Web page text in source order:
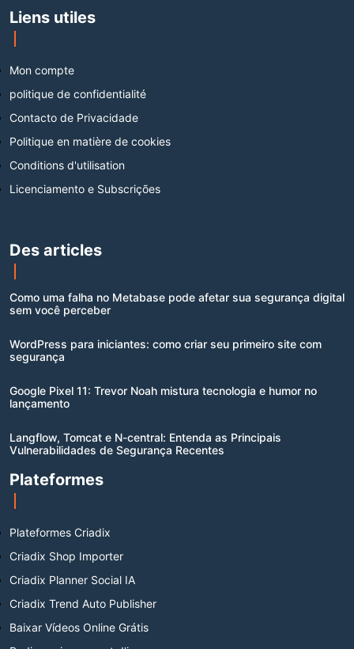
Liens utiles
Mon compte
politique de confidentialité
Contacto de Privacidade
Politique en matière de cookies
Conditions d'utilisation
Licenciamento e Subscrições
Des articles
Como uma falha no Metabase pode afetar sua segurança digital
sem você perceber
WordPress para iniciantes: como criar seu primeiro site com
segurança
Google Pixel 11: Trevor Noah mistura tecnologia e humor no
lançamento
Langflow, Tomcat e N-central: Entenda as Principais
Vulnerabilidades de Segurança Recentes
Plateformes
Plateformes Criadix
Criadix Shop Importer
Criadix Planner Social IA
Criadix Trend Auto Publisher
Baixar Vídeos Online Grátis